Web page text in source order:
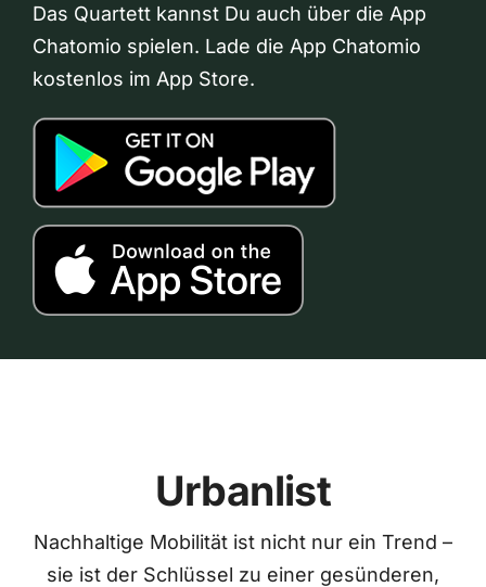
Das Quartett kannst Du auch über die App
Chatomio spielen. Lade die App Chatomio
kostenlos im App Store.
Urbanlist
Nachhaltige Mobilität ist nicht nur ein Trend –
sie ist der Schlüssel zu einer gesünderen,